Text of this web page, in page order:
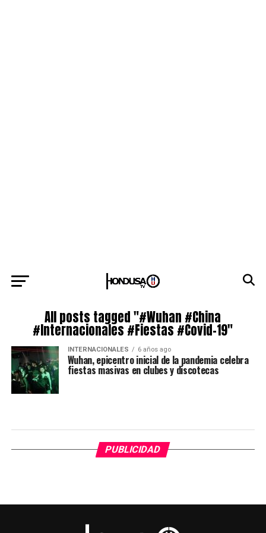
All posts tagged "#Wuhan #China
#Internacionales #Fiestas #Covid-19"
INTERNACIONALES 6 años ago
Wuhan, epicentro inicial de la pandemia celebra
fiestas masivas en clubes y discotecas
PUBLICIDAD